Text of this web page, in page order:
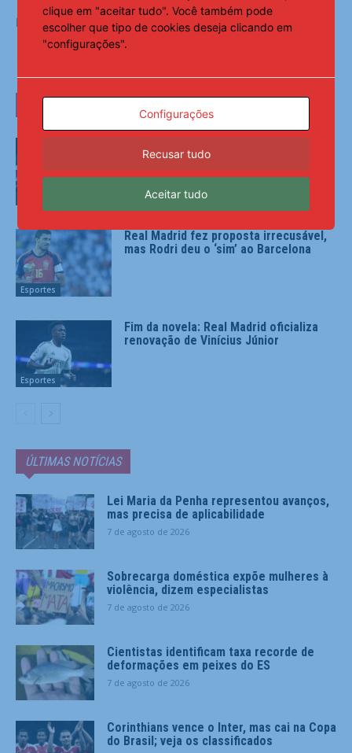
Fonte:Notícias ao Minuto
Copa do Brasil; veja os classificados
Esportes
Real Madrid fez proposta irrecusável,
mas Rodri deu o ‘sim’ ao Barcelona
Esportes
Fim da novela: Real Madrid oficializa
renovação de Vinícius Júnior
ÚLTIMAS NOTÍCIAS
Lei Maria da Penha representou avanços,
mas precisa de aplicabilidade
7 de agosto de 2026
Sobrecarga doméstica expõe mulheres à
violência, dizem especialistas
7 de agosto de 2026
Cientistas identificam taxa recorde de
deformações em peixes do ES
7 de agosto de 2026
Corinthians vence o Inter, mas cai na Copa
do Brasil; veja os classificados
clique em "aceitar tudo". Você também pode
escolher que tipo de cookies deseja clicando em
"configurações".
Configurações
Recusar tudo
Aceitar tudo